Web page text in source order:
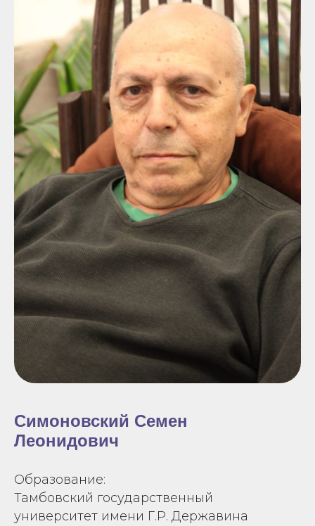
Симоновский Семен
Леонидович
Образование:
Тамбовский государственный
университет имени Г.Р. Державина